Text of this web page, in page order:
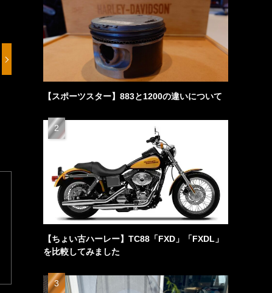
【スポーツスター】883と1200の違いについて
【ちょい古ハーレー】TC88「FXD」「FXDL」
を比較してみました